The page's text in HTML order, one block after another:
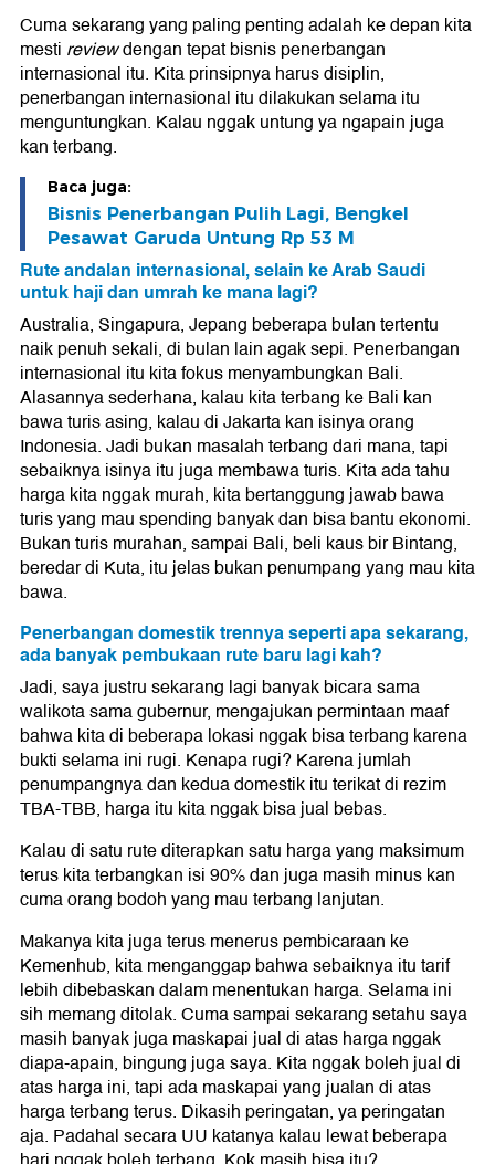
Cuma sekarang yang paling penting adalah ke depan kita
mesti reviewdengan tepat bisnis penerbangan
internasional itu. Kita prinsipnya harus disiplin,
penerbangan internasional itu dilakukan selama itu
menguntungkan. Kalau nggak untung ya ngapain juga
kan terbang.
Baca juga:
Bisnis Penerbangan Pulih Lagi, Bengkel
Pesawat Garuda Untung Rp 53 M
Rute andalan internasional, selain ke Arab Saudi
untuk haji dan umrah ke mana lagi?
Australia, Singapura, Jepang beberapa bulan tertentu
naik penuh sekali, di bulan lain agak sepi. Penerbangan
internasional itu kita fokus menyambungkan Bali.
Alasannya sederhana, kalau kita terbang ke Bali kan
bawa turis asing, kalau di Jakarta kan isinya orang
Indonesia. Jadi bukan masalah terbang dari mana, tapi
sebaiknya isinya itu juga membawa turis. Kita ada tahu
harga kita nggak murah, kita bertanggung jawab bawa
turis yang mau spending banyak dan bisa bantu ekonomi.
Bukan turis murahan, sampai Bali, beli kaus bir Bintang,
beredar di Kuta, itu jelas bukan penumpang yang mau kita
bawa.
Penerbangan domestik trennya seperti apa sekarang,
ada banyak pembukaan rute baru lagi kah?
Jadi, saya justru sekarang lagi banyak bicara sama
walikota sama gubernur, mengajukan permintaan maaf
bahwa kita di beberapa lokasi nggak bisa terbang karena
bukti selama ini rugi. Kenapa rugi? Karena jumlah
penumpangnya dan kedua domestik itu terikat di rezim
TBA-TBB, harga itu kita nggak bisa jual bebas.
Kalau di satu rute diterapkan satu harga yang maksimum
terus kita terbangkan isi 90% dan juga masih minus kan
cuma orang bodoh yang mau terbang lanjutan.
Makanya kita juga terus menerus pembicaraan ke
Kemenhub, kita menganggap bahwa sebaiknya itu tarif
lebih dibebaskan dalam menentukan harga. Selama ini
sih memang ditolak. Cuma sampai sekarang setahu saya
masih banyak juga maskapai jual di atas harga nggak
diapa-apain, bingung juga saya. Kita nggak boleh jual di
atas harga ini, tapi ada maskapai yang jualan di atas
harga terbang terus. Dikasih peringatan, ya peringatan
aja. Padahal secara UU katanya kalau lewat beberapa